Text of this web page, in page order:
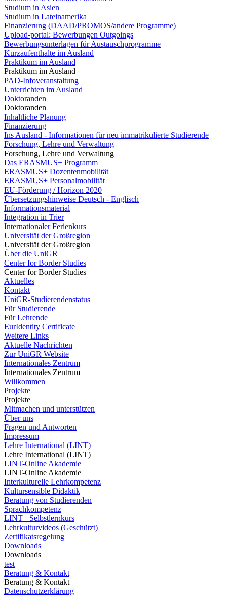
Studium in Asien
Studium in Lateinamerika
Finanzierung (DAAD/PROMOS/andere Programme)
Upload-portal: Bewerbungen Outgoings
Bewerbungsunterlagen für Austauschprogramme
Kurzaufenthalte im Ausland
Praktikum im Ausland
Praktikum im Ausland
PAD-Infoveranstaltung
Unterrichten im Ausland
Doktoranden
Doktoranden
Inhaltliche Planung
Finanzierung
Ins Ausland - Informationen für neu immatrikulierte Studierende
Forschung, Lehre und Verwaltung
Forschung, Lehre und Verwaltung
Das ERASMUS+ Programm
ERASMUS+ Dozentenmobilität
ERASMUS+ Personalmobilität
EU-Förderung / Horizon 2020
Übersetzungshinweise Deutsch - Englisch
Informationsmaterial
Integration in Trier
Internationaler Ferienkurs
Universität der Großregion
Universität der Großregion
Über die UniGR
Center for Border Studies
Center for Border Studies
Aktuelles
Kontakt
UniGR-Studierendenstatus
Für Studierende
Für Lehrende
EurIdentity Certificate
Weitere Links
Aktuelle Nachrichten
Zur UniGR Website
Internationales Zentrum
Internationales Zentrum
Willkommen
Projekte
Projekte
Mitmachen und unterstützen
Über uns
Fragen und Antworten
Impressum
Lehre International (LINT)
Lehre International (LINT)
LINT-Online Akademie
LINT-Online Akademie
Interkulturelle Lehrkompetenz
Kultursensible Didaktik
Beratung von Studierenden
Sprachkompetenz
LINT+ Selbstlernkurs
Lehrkulturvideos (Geschützt)
Zertifikatsregelung
Downloads
Downloads
test
Beratung & Kontakt
Beratung & Kontakt
Datenschutzerklärung